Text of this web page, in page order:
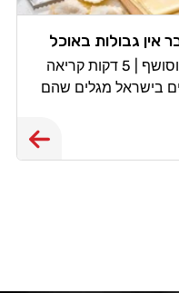
אין גבולות באוכל
מאת: טליה יוסף מנהלת סדנאות וסושף | 5 דקות קריאה
בישראל מגלים שהם